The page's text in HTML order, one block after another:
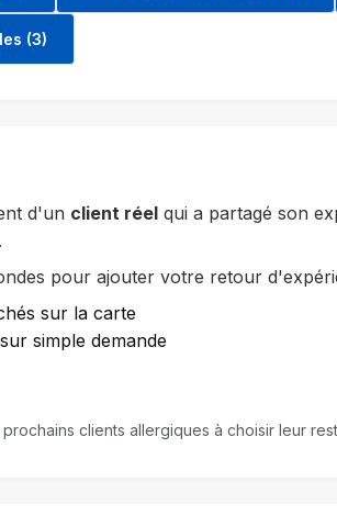
(3)
d'un client réel qui a partagé son
pour ajouter votre retour
sur la carte
simple demande
clients allergiques à choisir leur